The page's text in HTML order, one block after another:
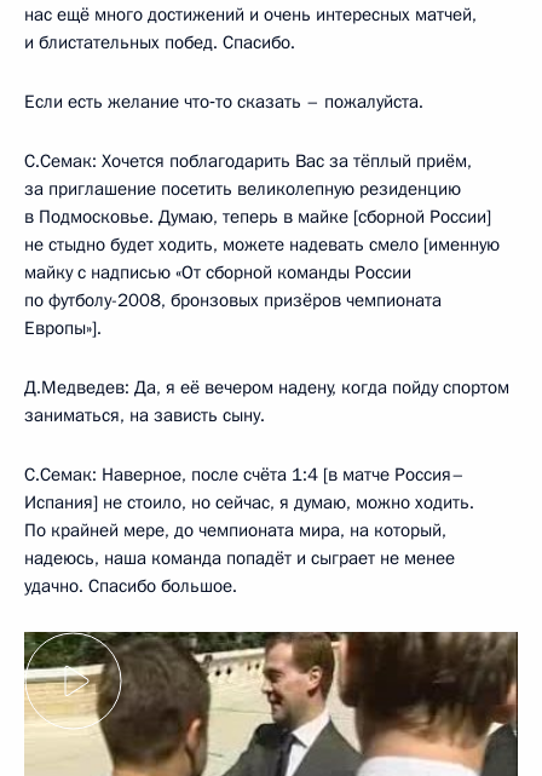
нас ещё много достижений и очень интересных матчей,
и блистательных побед. Спасибо.
Если есть желание что‑то сказать – пожалуйста.
С.Семак: Хочется поблагодарить Вас за тёплый приём,
за приглашение посетить великолепную резиденцию
в Подмосковье. Думаю, теперь в майке [сборной России]
не стыдно будет ходить, можете надевать смело [именную
майку с надписью «От сборной команды России
по футболу-2008, бронзовых призёров чемпионата
Европы»].
Д.Медведев: Да, я её вечером надену, когда пойду спортом
заниматься, на зависть сыну.
С.Семак: Наверное, после счёта 1:4 [в матче Россия–
Испания] не стоило, но сейчас, я думаю, можно ходить.
По крайней мере, до чемпионата мира, на который,
надеюсь, наша команда попадёт и сыграет не менее
удачно. Спасибо большое.